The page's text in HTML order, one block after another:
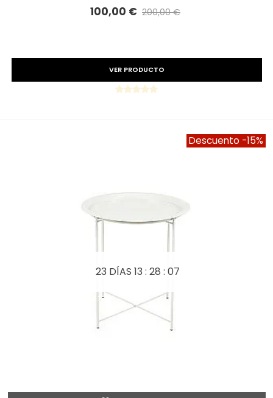
100,00 € 200,00 €
VER PRODUCTO
Descuento -15%
23 DÍAS 13 : 28 : 05